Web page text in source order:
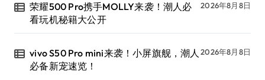
荣耀500 Pro携手MOLLY来袭！潮人必
看玩机秘籍大公开
2026年8月8日
vivo S50 Pro mini来袭！小屏旗舰，潮人
必备新宠速览！
2026年8月8日